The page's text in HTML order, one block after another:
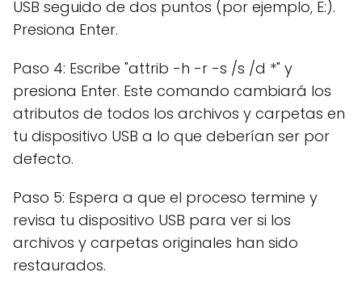
USB seguido de dos puntos (por ejemplo, E:).
Presiona Enter.
Paso 4: Escribe "attrib -h -r -s /s /d *" y
presiona Enter. Este comando cambiará los
atributos de todos los archivos y carpetas en
tu dispositivo USB a lo que deberían ser por
defecto.
Paso 5: Espera a que el proceso termine y
revisa tu dispositivo USB para ver si los
archivos y carpetas originales han sido
restaurados.